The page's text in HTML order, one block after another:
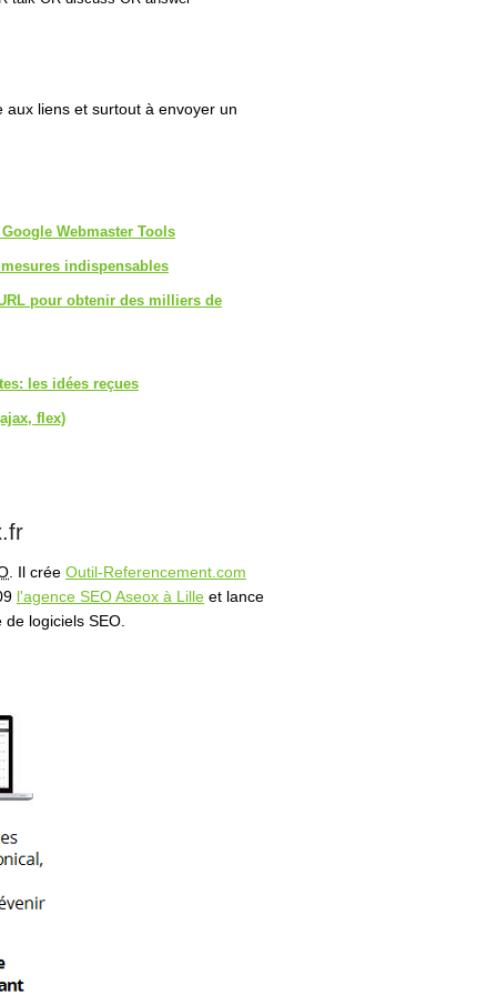
liens et surtout à envoyer un
Webmaster Tools
indispensables
pour obtenir des milliers de
les idées reçues
flex)
. Il crée Outil-Referencement.com
l'agence SEO Aseox à Lille et lance
logiciels SEO.